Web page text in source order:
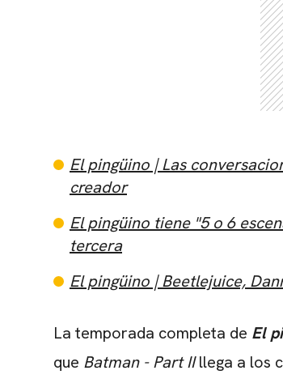
El pingüino | Las
creador
El pingüino tiene "5 o 6
tercera
El pingüino | Beetlejuice,
La temporada completa de El
que Batman - Part IIllega a los